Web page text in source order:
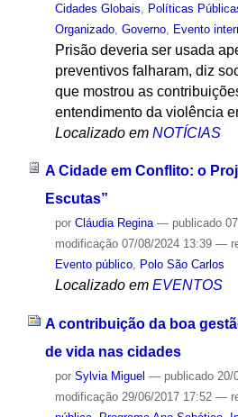
Cidades Globais
Políticas
Organizado, Governo, Evento
Prisão deveria ser usada
preventivos falharam, diz
que mostrou as
entendimento da violência
Localizado em NOTÍCIAS
A Cidade em Conflito: o
Escutas”
por Cláudia Regina — publicado
modificação07/08/2024 13:39 —
Evento público, Polo São Carlos
Localizado em EVENTOS
A contribuição da boa
de vida nas cidades
por Sylvia Miguel — publicado20/
modificação29/06/2017 17:52 —